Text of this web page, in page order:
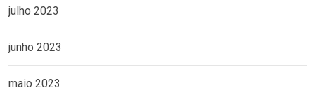
julho 2023
junho 2023
maio 2023